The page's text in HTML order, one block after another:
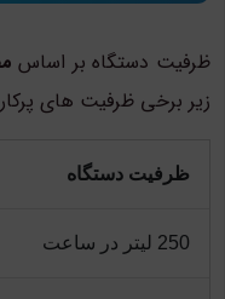
ظرفیت دستگاه بر اساس
زیر برخی ظرفیت های
ظرفیت دستگاه
250 لیتر در ساعت